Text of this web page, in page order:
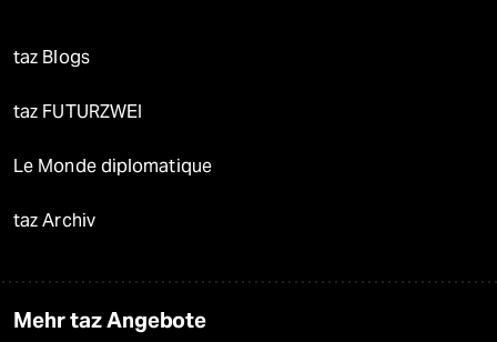
taz Blogs
taz FUTURZWEI
Le Monde diplomatique
taz Archiv
Mehr taz Angebote